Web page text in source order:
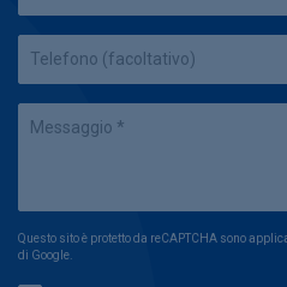
Questo sito è protetto da reCAPTCHA sono
di Google.